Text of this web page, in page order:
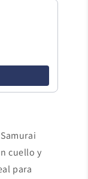
cuello y
para